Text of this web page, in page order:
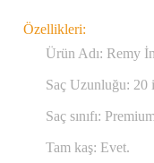
Özellikleri:
Ürün Adı: Remy
Saç Uzunluğu: 20
Saç sınıfı:
Tam kaş: Evet.